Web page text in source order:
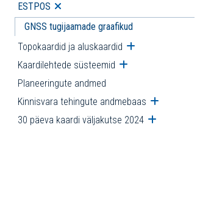
ESTPOS Ava alammenüü
GNSS tugijaamade graafikud
Topokaardid ja aluskaardid Ava alammenüü
Kaardilehtede süsteemid Ava alammenüü
Planeeringute andmed
Kinnisvara tehingute andmebaas Ava
30 päeva kaardi väljakutse 2024 Ava